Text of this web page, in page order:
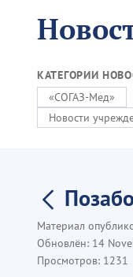
КАТЕГОРИИ
«СОГАЗ-Мед»
Новости
Материал
Обновлён: 14
Просмотров: 1231